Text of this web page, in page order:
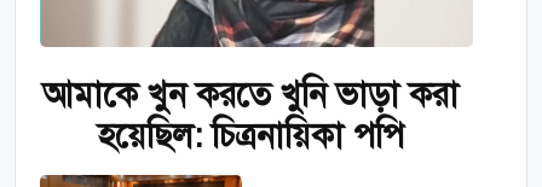
আমাকে খুন করতে খুনি ভাড়া করা
হয়েছিল: চিত্রনায়িকা পপি